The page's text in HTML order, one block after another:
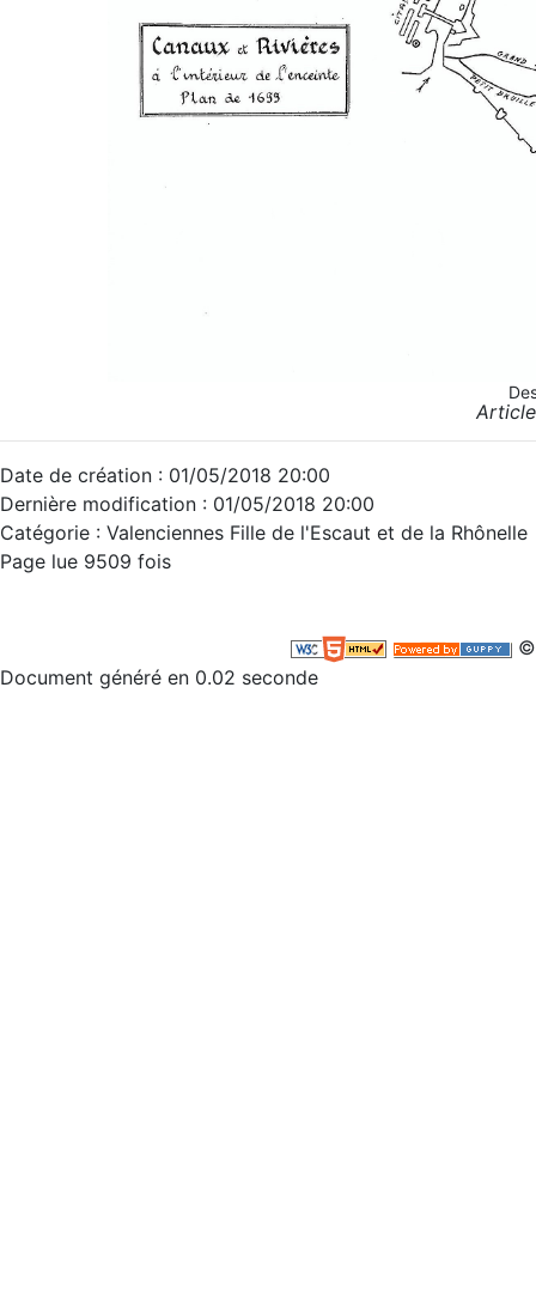
Date de création : 01/05/2018 20:00
Dernière modification : 01/05/2018 20:00
Catégorie : Valenciennes Fille de l'Escaut et de la Rhônelle
Page lue 9509 fois
©
Document généré en 0.02 seconde